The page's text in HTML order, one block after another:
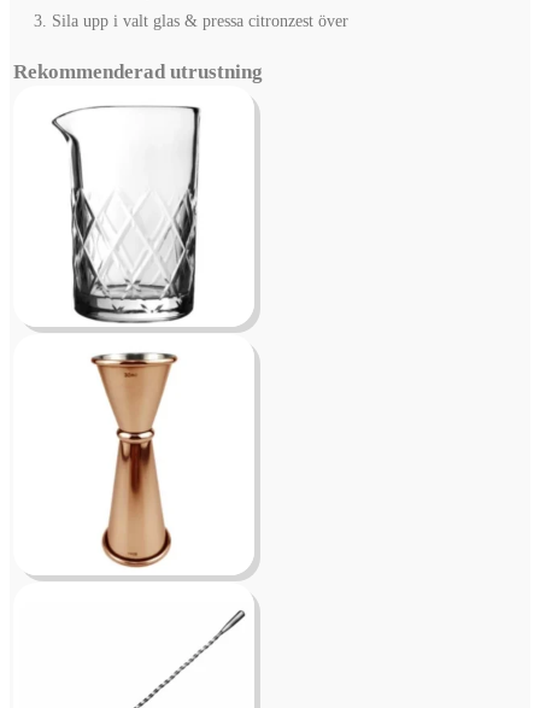
Sila upp i valt glas & pressa citronzest över
Rekommenderad utrustning